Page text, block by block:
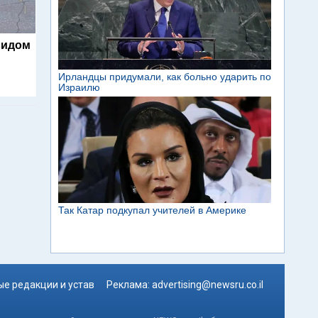
редакции и устав Реклама: advertising@newsru.co.il